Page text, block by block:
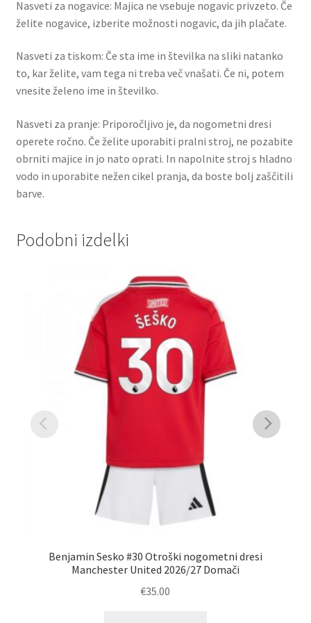
Nasveti za nogavice: Majica ne vsebuje nogavic privzeto. Če
želite nogavice, izberite možnosti nogavic, da jih plačate.
Nasveti za tiskom: Če sta ime in številka na sliki natanko
to, kar želite, vam tega ni treba več vnašati. Če ni, potem
vnesite želeno ime in številko.
Nasveti za pranje: Priporočljivo je, da nogometni dresi
operete ročno. Če želite uporabiti pralni stroj, ne pozabite
obrniti majice in jo nato oprati. In napolnite stroj s hladno
vodo in uporabite nežen cikel pranja, da boste bolj zaščitili
barve.
Podobni izdelki
Benjamin Sesko #30 Otroški nogometni dresi
Manchester United 2026/27 Domači
€35.00